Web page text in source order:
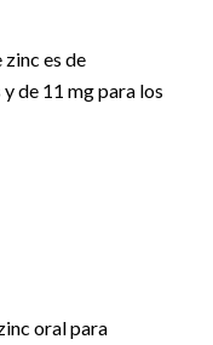
es de
de 11 mg para los
oral para